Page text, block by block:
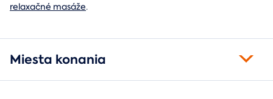
relaxačné masáže.
Miesta konania